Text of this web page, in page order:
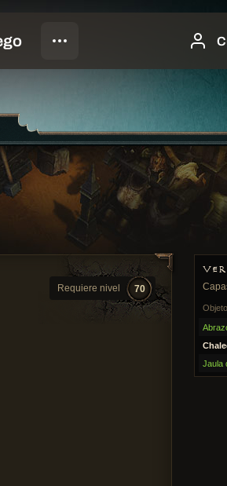
Objeto
Jaula
Requiere nivel 70